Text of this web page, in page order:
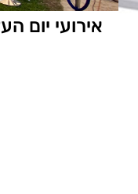
אירועי יום